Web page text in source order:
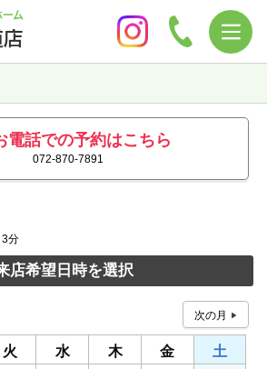
電話での予約はこちら
072-870-7891
3分
店希望日時を選択
火 水 木 金
土